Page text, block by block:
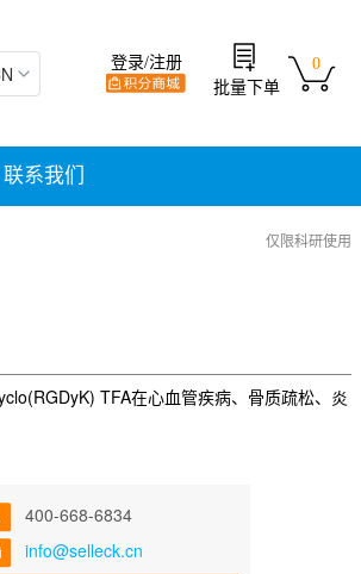
0
批量下单
登录/注册
联系我们
仅限科研使用
TFA在心血管疾病、骨质疏松、炎
400-668-6834
info@selleck.cn